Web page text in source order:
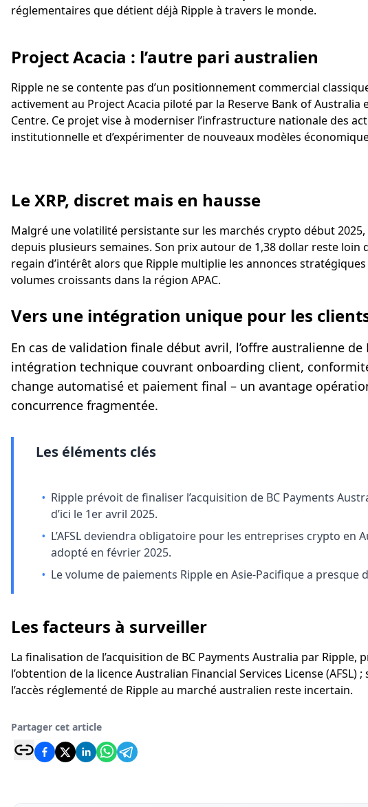
réglementaires que détient déjà Ripple à travers le monde.
Project Acacia : l’autre pari australien
Ripple ne se contente pas d’un positionnement commercial
activement au Project Acacia piloté par la Reserve Bank of Australia
Centre. Ce projet vise à moderniser l’infrastructure nationale des
institutionnelle et d’expérimenter de nouveaux modèles
Le XRP, discret mais en hausse
Malgré une volatilité persistante sur les marchés crypto début
depuis plusieurs semaines. Son prix autour de 1,38 dollar reste loin
regain d’intérêt alors que Ripple multiplie les annonces
volumes croissants dans la région APAC.
Vers une intégration unique pour les
En cas de validation finale début avril, l’offre australienne
intégration technique couvrant onboarding client,
change automatisé et paiement final – un avantage
concurrence fragmentée.
Les éléments clés
• Ripple prévoit de finaliser l’acquisition de BC Payments
d’ici le 1er avril 2025.
• L’AFSL deviendra obligatoire pour les entreprises crypto
adopté en février 2025.
• Le volume de paiements Ripple en Asie-Pacifique a presque
Les facteurs à surveiller
La finalisation de l’acquisition de BC Payments Australia par
l’obtention de la licence Australian Financial Services License (AFSL)
l’accès réglementé de Ripple au marché australien reste incertain.
Partager cet article